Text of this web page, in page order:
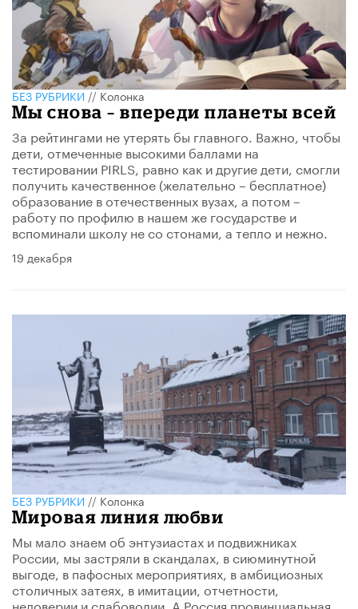
БЕЗ РУБРИКИ//Колонка
Мы снова – впереди планеты всей
За рейтингами не утерять бы главного. Важно, чтобы
дети, отмеченные высокими баллами на
тестировании PIRLS, равно как и другие дети, смогли
получить качественное (желательно – бесплатное)
образование в отечественных вузах, а потом –
работу по профилю в нашем же государстве и
вспоминали школу не со стонами, а тепло и нежно.
19 декабря
БЕЗ РУБРИКИ//Колонка
Мировая линия любви
Мы мало знаем об энтузиастах и подвижниках
России, мы застряли в скандалах, в сиюминутной
выгоде, в пафосных мероприятиях, в амбициозных
столичных затеях, в имитации, отчетности,
недоверии и слабоволии. А Россия провинциальная